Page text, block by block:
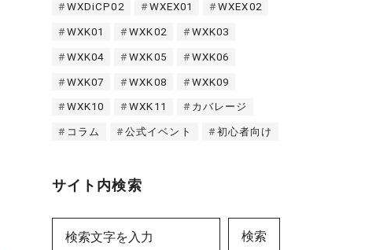
WXDiCP02 WXEX01 WXEX02
WXK01 WXK02 WXK03
WXK04 WXK05 WXK06
WXK07 WXK08 WXK09
WXK10 WXK11 カバレージ
コラム 公式イベント 初心者向け
サイト内検索
検索